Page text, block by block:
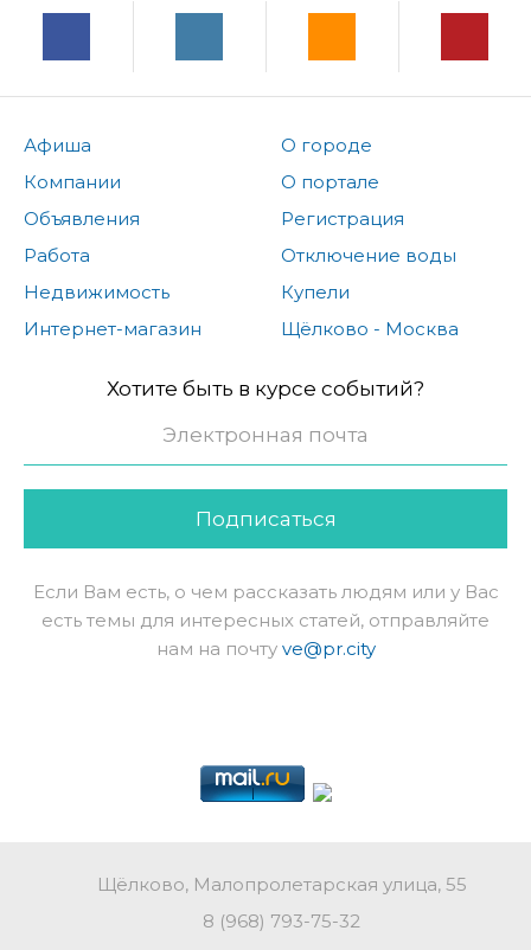
Афиша
Компании
Объявления
Работа
Недвижимость
Интернет-магазин
О городе
О портале
Регистрация
Отключение воды
Купели
Щёлково - Москва
Хотите быть в курсе событий?
Подписаться
Если Вам есть, о чем рассказать людям или у Вас
есть темы для интересных статей, отправляйте
нам на почту ve@pr.city
Щёлково, Малопролетарская улица, 55
8 (968) 793-75-32